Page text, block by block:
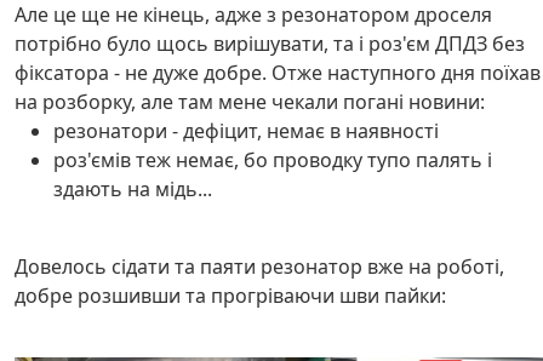
Але це ще не кінець, адже з резонатором дроселя
потрібно було щось вирішувати, та і роз'єм ДПДЗ без
фіксатора - не дуже добре. Отже наступного дня поїхав
на розборку, але там мене чекали погані новини:
резонатори - дефіцит, немає в наявності
роз'ємів теж немає, бо проводку тупо палять і
здають на мідь...
Довелось сідати та паяти резонатор вже на роботі,
добре розшивши та прогріваючи шви пайки: